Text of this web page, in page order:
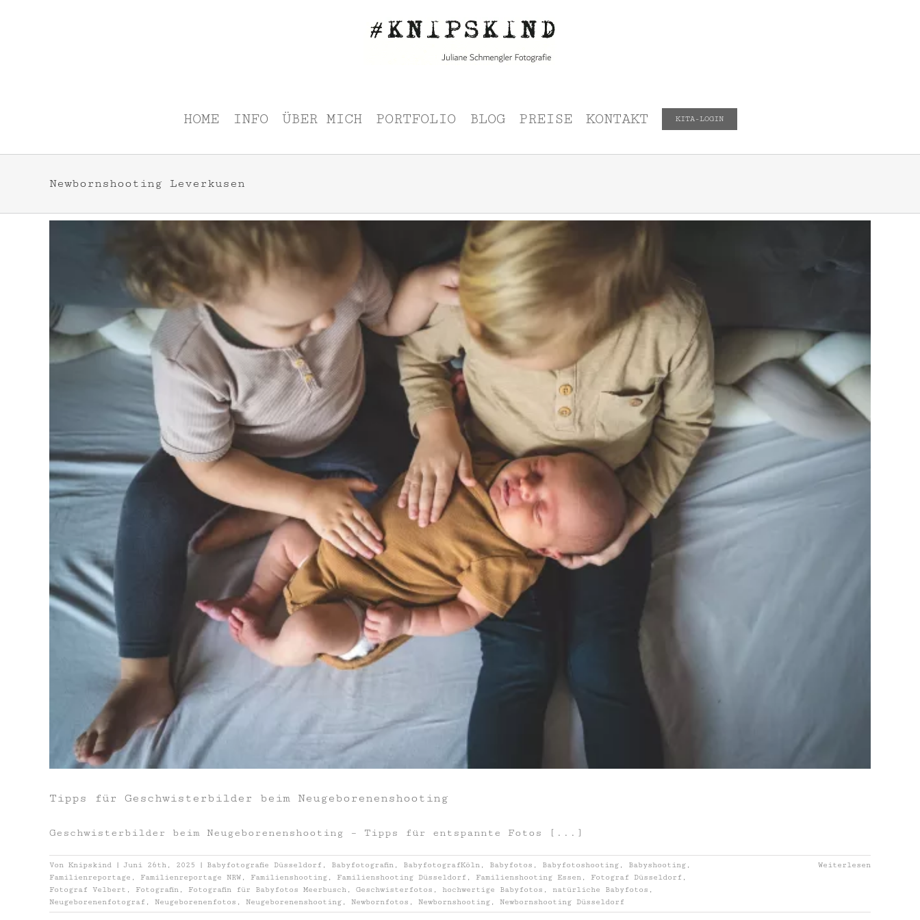
HOME INFO ÜBER MICH PORTFOLIO BLOG PREISE KONTAKT KITA-LOGIN
Newbornshooting Leverkusen
Tipps für Geschwisterbilder beim Neugeborenenshooting
Geschwisterbilder beim Neugeborenenshooting – Tipps für entspannte Fotos [...]
Von Knipskind | Juni 26th, 2025 | Babyfotografie Düsseldorf , Babyfotografin , BabyfotografKöln , Babyfotos , Babyfotoshooting , Babyshooting ,
Familienreportage , Familienreportage NRW , Familienshooting , Familienshooting Düsseldorf , Familienshooting Essen , Fotograf Düsseldorf ,
Fotograf Velbert , Fotografin , Fotografin für Babyfotos Meerbusch , Geschwisterfotos , hochwertige Babyfotos , natürliche Babyfotos ,
Neugeborenenfotograf , Neugeborenenfotos , Neugeborenenshooting , Newbornfotos , Newbornshooting , Newbornshooting Düsseldorf
Weiterlesen